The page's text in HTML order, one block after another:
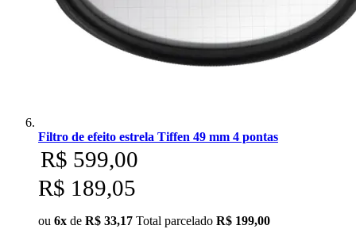
Filtro de efeito estrela Tiffen 49 mm 4 pontas
R$ 599,00
R$ 189,05
ou 6x de R$ 33,17 Total parcelado R$ 199,00